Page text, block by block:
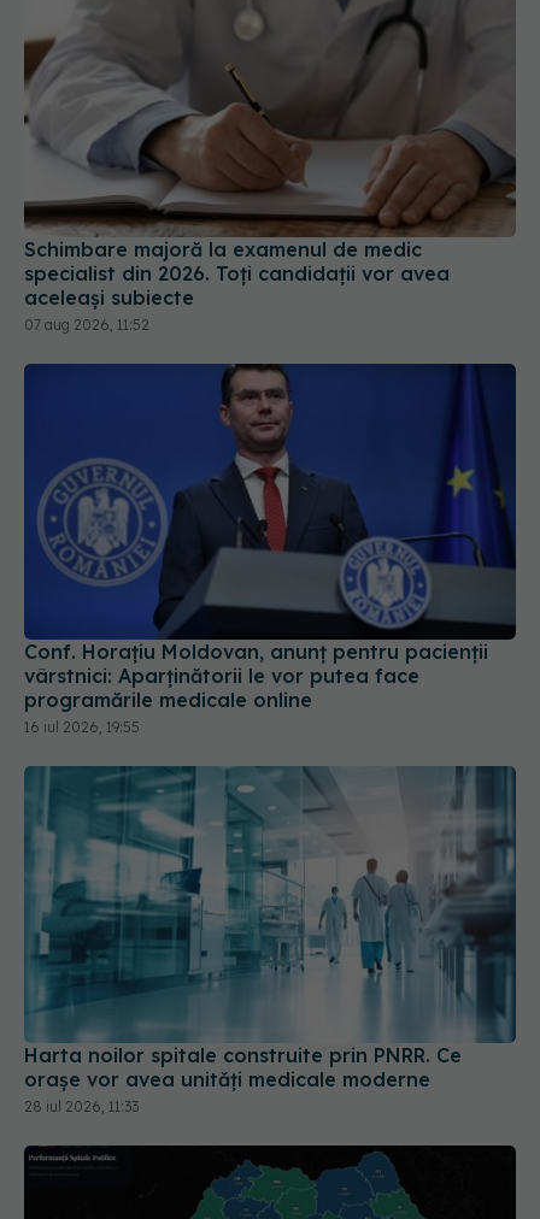
Schimbare majoră la examenul de medic
specialist din 2026. Toți candidații vor avea
aceleași subiecte
07 aug 2026, 11:52
Conf. Horațiu Moldovan, anunț pentru pacienții
vârstnici: Aparținătorii le vor putea face
programările medicale online
16 iul 2026, 19:55
Harta noilor spitale construite prin PNRR. Ce
orașe vor avea unități medicale moderne
28 iul 2026, 11:33